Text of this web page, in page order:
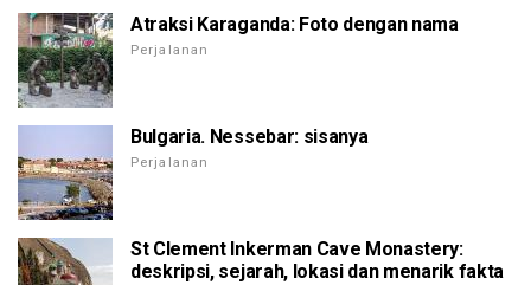
Atraksi Karaganda: Foto dengan nama
Perjalanan
Bulgaria. Nessebar: sisanya
Perjalanan
St Clement Inkerman Cave Monastery:
deskripsi, sejarah, lokasi dan menarik fakta